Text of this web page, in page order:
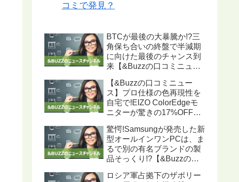
コミで発見？
BTCが最後の大暴騰か!?三
角保ち合いの終盤で半減期
に向けた最後のチャンス到
来【&Buzzの口コミニュー
【&Buzzの口コミニュー
ス】プロ仕様の色再現性を
自宅で!EIZO ColorEdgeモ
ニターが驚きの17%OFF、
ション機能搭載で写真・動
画編集に最適
驚愕!Samsungが発売した新
型オールインワンPCは、ま
るで別の有名ブランドの製
品そっくり!?【&Buzzの口
ロシア軍占拠下のザポリー